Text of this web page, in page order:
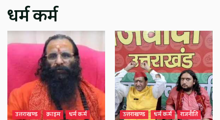
धर्म कर्म
उत्तराखण्ड क्राइम
धर्म कर्म
उत्तराखण्ड धर्म कर्म
राजनीति